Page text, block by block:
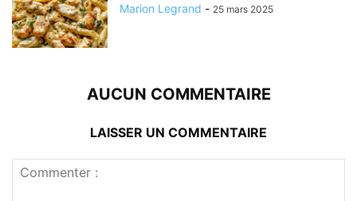
Marion Legrand - 25 mars 2025
AUCUN COMMENTAIRE
LAISSER UN COMMENTAIRE